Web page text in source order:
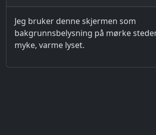
Jeg bruker denne skjermen som
bakgrunnsbelysning på mørke
myke, varme lyset.